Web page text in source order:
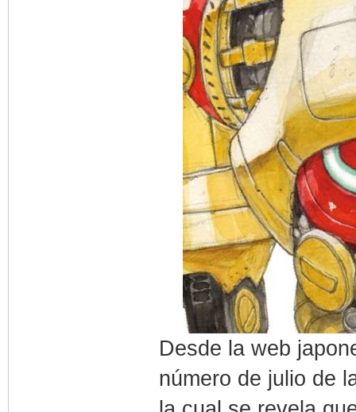
Desde la web
número de julio de